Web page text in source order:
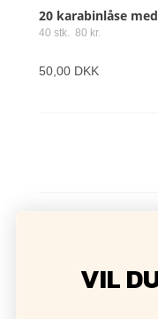
20 karabinlåse
40 stk. 80 kr.
50,00 DKK
VIL